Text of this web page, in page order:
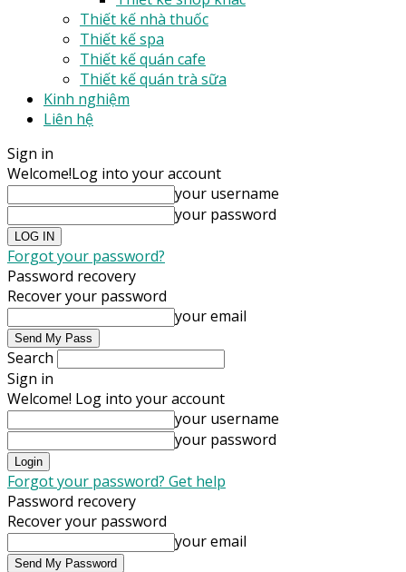
Thiết kế nhà thuốc
Thiết kế spa
Thiết kế quán cafe
Thiết kế quán trà sữa
Kinh nghiệm
Liên hệ
Sign in
Welcome!Log into your account
your username
your password
Forgot your password?
Password recovery
Recover your password
your email
Search
Sign in
Welcome! Log into your account
your username
your password
Forgot your password? Get help
Password recovery
Recover your password
your email